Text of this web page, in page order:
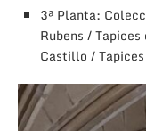
3ª Planta:
Rubens /
Castillo /